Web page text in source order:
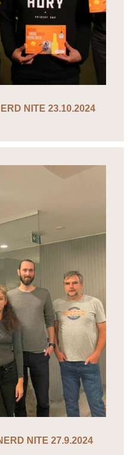
NITE 23.10.2024
NITE 27.9.2024